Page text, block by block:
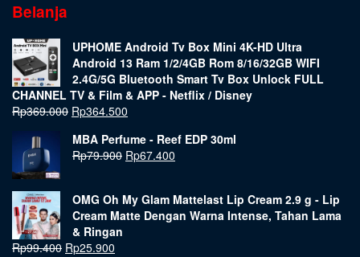
Belanja
UPHOME Android Tv Box Mini 4K-HD Ultra
Android 13 Ram 1/2/4GB Rom 8/16/32GB WIFI
2.4G/5G Bluetooth Smart Tv Box Unlock FULL
CHANNEL TV & Film & APP - Netflix / Disney
Rp369.000 Rp364.500
MBA Perfume - Reef EDP 30ml
Rp79.900 Rp67.400
OMG Oh My Glam Mattelast Lip Cream 2.9 g - Lip
Cream Matte Dengan Warna Intense, Tahan Lama
& Ringan
Rp99.400 Rp25.900